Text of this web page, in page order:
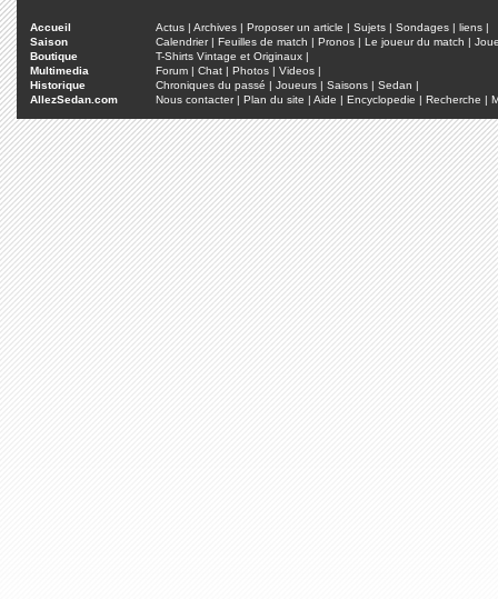
Accueil Actus | Archives | Proposer un article | Sujets | Sondages | liens |
Saison
Calendrier| Feuilles de match | Pronos | Le joueur du match |
Boutique
T-Shirts Vintage et Originaux |
Multimedia
Forum | Chat | Photos | Videos |
Historique
Chroniques du passé | Joueurs | Saisons | Sedan |
AllezSedan.com
Nous contacter| Plan du site | Aide | Encyclopedie | Recherche |